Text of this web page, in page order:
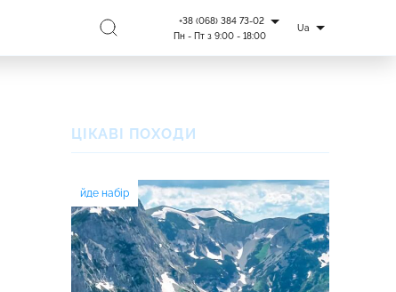
+38 (068) 384 73-02
Пн - Пт з 9:00 - 18:00
Ua
ЦІКАВІ ПОХОДИ
йде набір